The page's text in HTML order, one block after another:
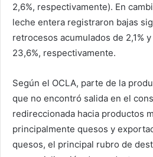
2,6%, respectivamente). En
leche entera registraron bajas
retrocesos acumulados de 2,1% y
23,6%, respectivamente.
Según el OCLA, parte de la
que no encontró salida en el
redireccionada hacia productos
principalmente quesos y
quesos, el principal rubro de